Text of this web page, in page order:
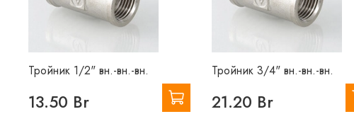
Тройник 1/2" вн.-вн.-вн.
13.50 Br
Тройник 3/4" вн.-вн.-вн.
21.20 Br